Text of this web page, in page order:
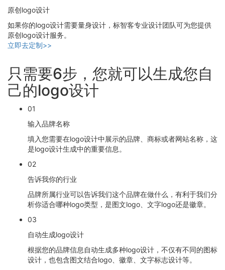
原创logo设计
如果你的logo设计需要量身设计，标智客专业设计团队可为您提供
原创logo设计服务。
立即去定制>>
只需要6步，您就可以生成您自
己的logo设计
01
输入品牌名称
填入您需要在logo设计中展示的品牌、商标或者网站名称，这
是logo设计生成中的重要信息。
02
告诉我你的行业
品牌所属行业可以告诉我们这个品牌在做什么，有利于我们分
析你适合哪种logo类型，是图文logo、文字logo还是徽章。
03
自动生成logo设计
根据您的品牌信息自动生成多种logo设计，不仅有不同的图标
设计，也包含图文结合logo、徽章、文字标志设计等。